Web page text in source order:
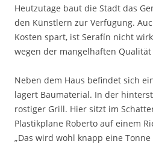
Heutzutage baut die Stadt das
den Künstlern zur Verfügung.
Kosten spart, ist Serafín nicht
wegen der mangelhaften Qualität
Neben dem Haus befindet sich
lagert Baumaterial. In der
rostiger Grill. Hier sitzt im
Plastikplane Roberto auf einem
„Das wird wohl knapp eine Tonne